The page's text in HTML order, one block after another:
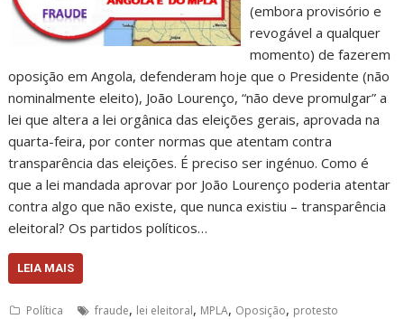
(embora provisório e
revogável a qualquer
momento) de fazerem
oposição em Angola, defenderam hoje que o Presidente (não
nominalmente eleito), João Lourenço, “não deve promulgar” a
lei que altera a lei orgânica das eleições gerais, aprovada na
quarta-feira, por conter normas que atentam contra
transparência das eleições. É preciso ser ingénuo. Como é
que a lei mandada aprovar por João Lourenço poderia atentar
contra algo que não existe, que nunca existiu – transparência
eleitoral? Os partidos políticos…
LEIA MAIS
Política fraude, lei eleitoral, MPLA, Oposição, protesto